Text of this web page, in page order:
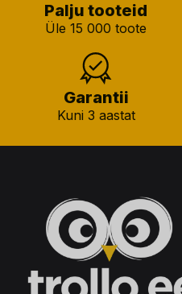
Palju tooteid
Üle 15 000 toote
Garantii
Kuni 3 aastat